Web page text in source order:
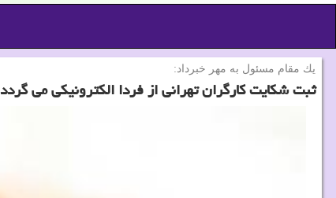
یك مقام مسئول به مهر خبرداد:
ثبت شكایت كارگران تهرانی از فردا الكترونیكی می گردد